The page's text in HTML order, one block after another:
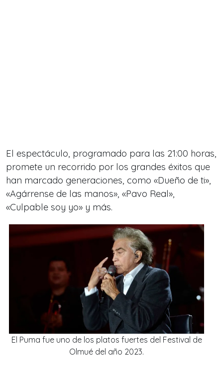
El espectáculo, programado para las 21:00 horas,
promete un recorrido por los grandes éxitos que
han marcado generaciones, como «Dueño de ti»,
«Agárrense de las manos», «Pavo Real»,
«Culpable soy yo» y más.
El Puma fue uno de los platos fuertes del Festival de
Olmué del año 2023.